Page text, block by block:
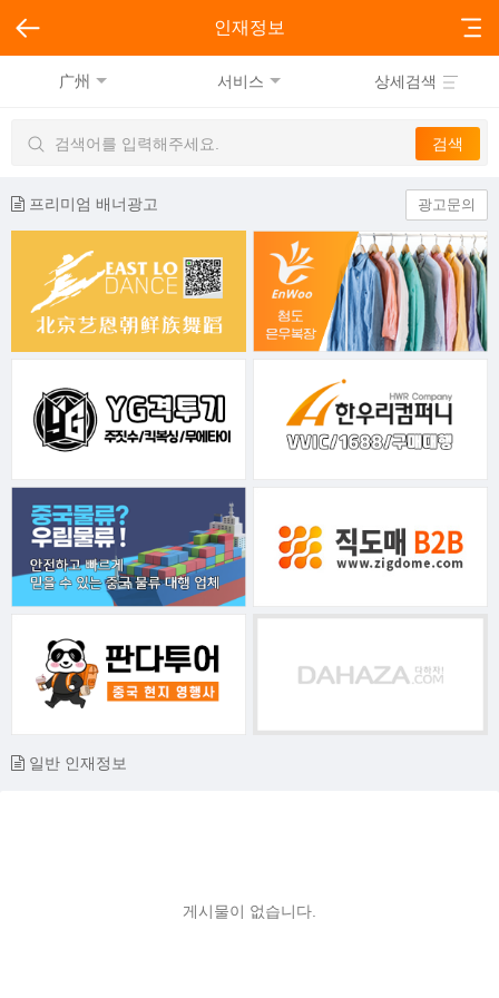
인재정보
广州 서비스 상세검색
프리미엄 배너광고 광고문의
일반 인재정보
게시물이 없습니다.